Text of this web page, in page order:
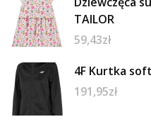
TAILOR
59,43zł
4F Kurtka
191,95zł